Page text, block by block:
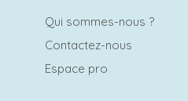
Qui sommes-nous ?
Contactez-nous
Espace pro